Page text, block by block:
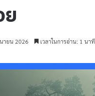
ายน 2026 เวลาในการอ่าน: 1 นาที